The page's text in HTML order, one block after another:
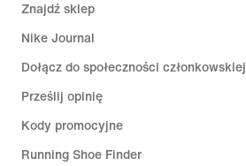
Znajdź sklep
Nike Journal
Dołącz do społeczności członkowskiej
Prześlij opinię
Kody promocyjne
Running Shoe Finder